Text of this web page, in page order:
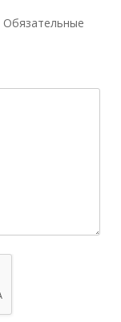
Обязательные